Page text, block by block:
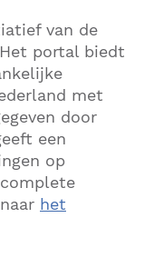
van de
portal biedt
met
door
een
op
het